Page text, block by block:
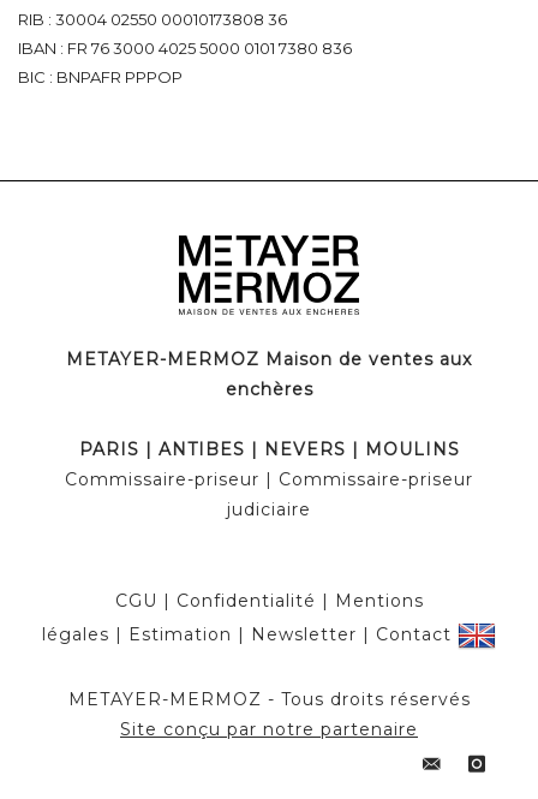
RIB : 30004 02550 00010173808 36
IBAN : FR 76 3000 4025 5000 0101 7380 836
BIC : BNPAFR PPPOP
METAYER-MERMOZ Maison de ventes aux
enchères
PARIS | ANTIBES | NEVERS | MOULINS
Commissaire-priseur | Commissaire-priseur
judiciaire
CGU Confidentialité
Mentions
légales | Estimation | Newsletter | Contact
METAYER-MERMOZ - Tous droits réservés
Site conçu par notre partenaire